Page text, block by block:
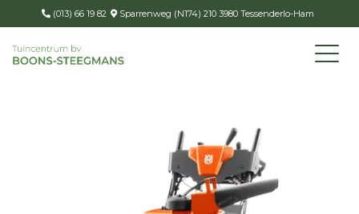
(013) 66 19 82 Sparrenweg (N174) 210 3980 Tessenderlo-Ham